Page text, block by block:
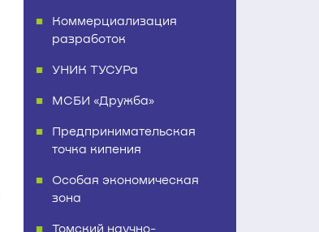
Коммерциализация
разработок
УНИК ТУСУРа
МСБИ «Дружба»
Предпринимательская
точка кипения
Особая экономическая
зона
Томский научно-